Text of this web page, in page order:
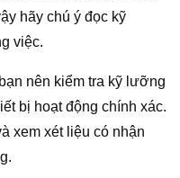
hãy chú ý đọc kỹ
việc.
nên kiểm tra kỹ lưỡng
bị hoạt động chính xác.
xem xét liệu có nhận